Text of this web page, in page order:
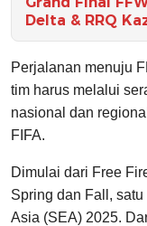
Delta & RRQ
Perjalanan menuju
tim harus melalui
nasional dan
FIFA.
Dimulai dari Free
Spring dan Fall,
Asia (SEA) 2025.